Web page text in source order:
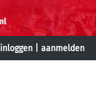
inloggen aanmelden